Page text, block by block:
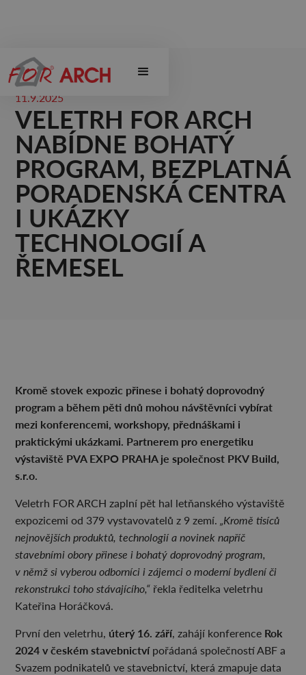
11.9.2025
VELETRH FOR ARCH
NABÍDNE BOHATÝ
PROGRAM, BEZPLATNÁ
PORADENSKÁ CENTRA
I UKÁZKY
TECHNOLOGIÍ A
ŘEMESEL
Kromě stovek expozic přinese i bohatý doprovodný
program a během pěti dnů mohou návštěvníci vybírat
mezi konferencemi, workshopy, přednáškami i
praktickými ukázkami. Partnerem pro energetiku
výstaviště PVA EXPO PRAHA je společnost PKV Build,
s.r.o.
Veletrh FOR ARCH zaplní pět hal letňanského výstaviště
expozicemi od 379 vystavovatelů z 9 zemí.„Kromě tisíců
nejnovějších produktů, technologií a novinek napříč
stavebními obory přinese i bohatý doprovodný program,
v němž si vyberou odborníci i zájemci o moderní bydlení či
rekonstrukci toho stávajícího,“ řekla ředitelka veletrhu
Kateřina Horáčková.
První den veletrhu, úterý 16. září, zahájí konference Rok
2024 v českém stavebnictvípořádaná společností ABF a
Svazem podnikatelů ve stavebnictví, která zmapuje data